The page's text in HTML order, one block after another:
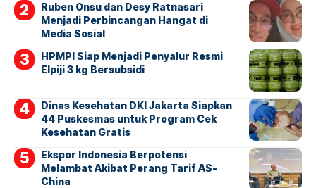
Ruben Onsu dan Desy Ratnasari
Menjadi Perbincangan Hangat di
Media Sosial
HPMPI Siap Menjadi Penyalur Resmi
Elpiji 3 kg Bersubsidi
Dinas Kesehatan DKI Jakarta Siapkan
44 Puskesmas untuk Program Cek
Kesehatan Gratis
Ekspor Indonesia Berpotensi
Melambat Akibat Perang Tarif AS-
China